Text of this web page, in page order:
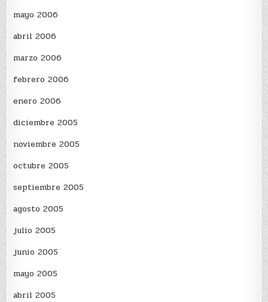
mayo 2006
abril 2006
marzo 2006
febrero 2006
enero 2006
diciembre 2005
noviembre 2005
octubre 2005
septiembre 2005
agosto 2005
julio 2005
junio 2005
mayo 2005
abril 2005